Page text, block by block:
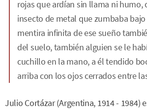
rojas que ardían sin llama ni humo,
insecto de metal que zumbaba bajo
mentira infinita de ese sueño
del suelo, también alguien se le
cuchillo en la mano, a él tendido
arriba con los ojos cerrados entre
Julio Cortázar (Argentina, 1914 - 1984)